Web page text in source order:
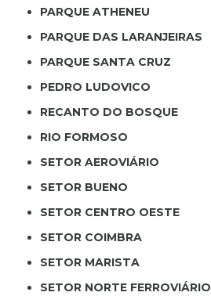
PARQUE ATHENEU
PARQUE DAS LARANJEIRAS
PARQUE SANTA CRUZ
PEDRO LUDOVICO
RECANTO DO BOSQUE
RIO FORMOSO
SETOR AEROVIÁRIO
SETOR BUENO
SETOR CENTRO OESTE
SETOR COIMBRA
SETOR MARISTA
SETOR NORTE FERROVIÁRIO